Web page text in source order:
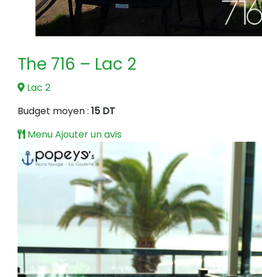
The 716 – Lac 2
Lac 2
Budget moyen : 15 DT
MenuAjouter un avis